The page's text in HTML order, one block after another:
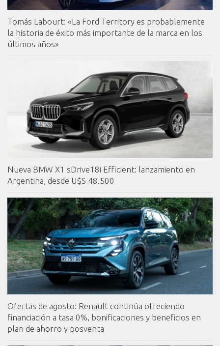
Tomás Labourt: «La Ford Territory es probablemente
la historia de éxito más importante de la marca en los
últimos años»
Nueva BMW X1 sDrive18i Efficient: lanzamiento en
Argentina, desde U$S 48.500
Ofertas de agosto: Renault continúa ofreciendo
financiación a tasa 0%, bonificaciones y beneficios en
plan de ahorro y posventa